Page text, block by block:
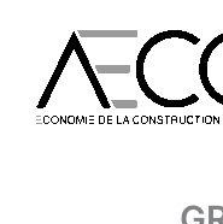
contenu